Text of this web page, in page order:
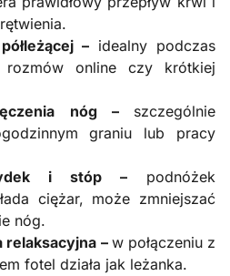
– idealny podczas
rozmów online czy krótkiej
nóg – szczególnie
graniu lub pracy
i stóp – podnóżek
ciężar, może zmniejszać
nóg.
relaksacyjna – w połączeniu z
fotel działa jak leżanka.